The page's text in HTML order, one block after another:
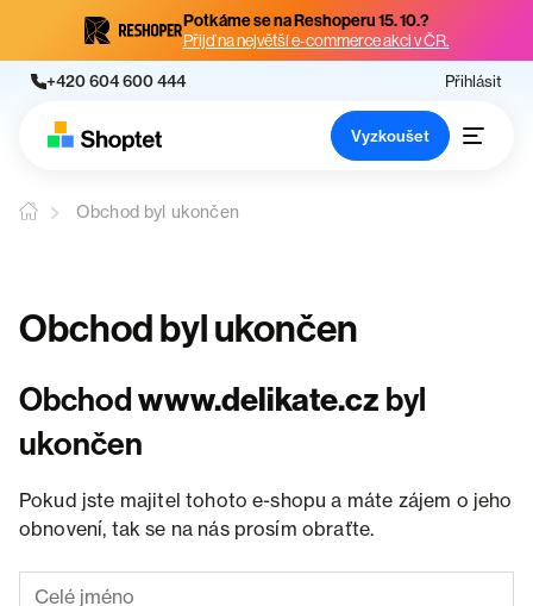
Potkáme se na Reshoperu 15. 10.?
Přijď na největší e-commerce akci v ČR.
+420 604 600 444 Přihlásit
Vyzkoušet
Obchod byl ukončen
Obchod byl ukončen
Obchodwww.delikate.cz byl
ukončen
Pokud jste majitel tohoto e-shopu a máte zájem o jeho
obnovení, tak se na nás prosím obraťte.